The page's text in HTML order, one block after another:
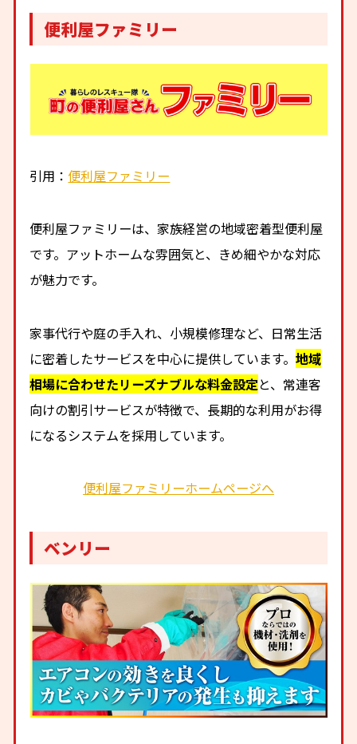
便利屋ファミリー
引用： 便利屋ファミリー
便利屋ファミリーは、家族経営の地域密着型便利屋
です。アットホームな雰囲気と、きめ細やかな対応
が魅力です。
家事代行や庭の手入れ、小規模修理など、日常生活
に密着したサービスを中心に提供しています。地域
相場に合わせたリーズナブルな料金設定と、常連客
向けの割引サービスが特徴で、長期的な利用がお得
になるシステムを採用しています。
便利屋ファミリーホームページへ
ベンリー